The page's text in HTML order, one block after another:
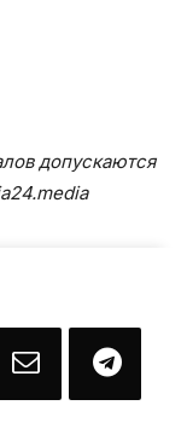
допускаются